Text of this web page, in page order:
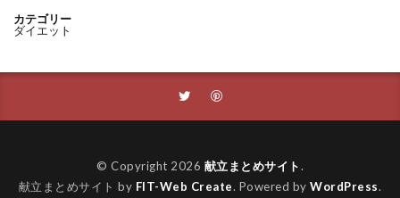
カテゴリー
ダイエット
© Copyright 2026 献立まとめサイト.
献立まとめサイト by FIT-Web Create. Powered byWordPress.